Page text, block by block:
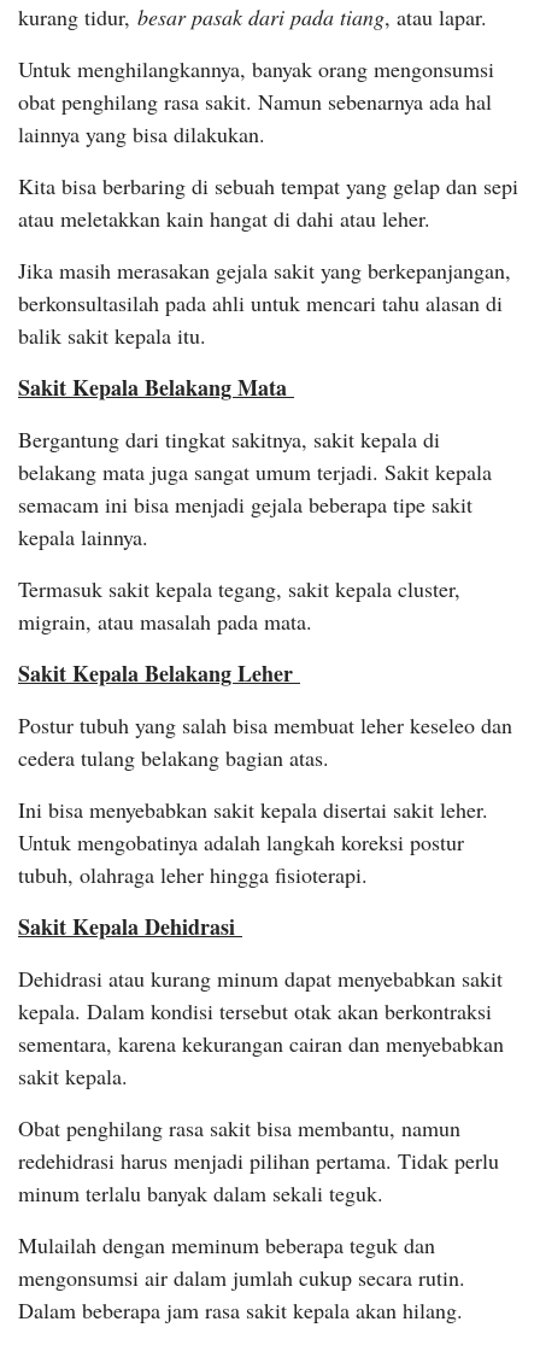
kurang tidur, besar pasak dari pada tiang, atau lapar.
Untuk menghilangkannya, banyak orang mengonsumsi
obat penghilang rasa sakit. Namun sebenarnya ada hal
lainnya yang bisa dilakukan.
Kita bisa berbaring di sebuah tempat yang gelap dan sepi
atau meletakkan kain hangat di dahi atau leher.
Jika masih merasakan gejala sakit yang berkepanjangan,
berkonsultasilah pada ahli untuk mencari tahu alasan di
balik sakit kepala itu.
Sakit Kepala Belakang Mata
Bergantung dari tingkat sakitnya, sakit kepala di
belakang mata juga sangat umum terjadi. Sakit kepala
semacam ini bisa menjadi gejala beberapa tipe sakit
kepala lainnya.
Termasuk sakit kepala tegang, sakit kepala cluster,
migrain, atau masalah pada mata.
Sakit Kepala Belakang Leher
Postur tubuh yang salah bisa membuat leher keseleo dan
cedera tulang belakang bagian atas.
Ini bisa menyebabkan sakit kepala disertai sakit leher.
Untuk mengobatinya adalah langkah koreksi postur
tubuh, olahraga leher hingga fisioterapi.
Sakit Kepala Dehidrasi
Dehidrasi atau kurang minum dapat menyebabkan sakit
kepala. Dalam kondisi tersebut otak akan berkontraksi
sementara, karena kekurangan cairan dan menyebabkan
sakit kepala.
Obat penghilang rasa sakit bisa membantu, namun
redehidrasi harus menjadi pilihan pertama. Tidak perlu
minum terlalu banyak dalam sekali teguk.
Mulailah dengan meminum beberapa teguk dan
mengonsumsi air dalam jumlah cukup secara rutin.
Dalam beberapa jam rasa sakit kepala akan hilang.